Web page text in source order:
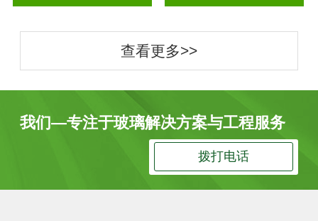
查看更多>>
我们—专注于玻璃解决方案与工程服务
拨打电话